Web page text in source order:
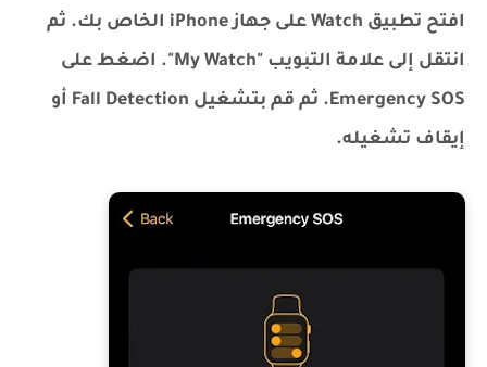
افتح تطبيق Watch على جهاز iPhone الخاص بك. ثم
انتقل إلى علامة التبويب "My Watch". اضغط على
Emergency SOS. ثم قم بتشغيل Fall Detection أو
إيقاف تشغيله.